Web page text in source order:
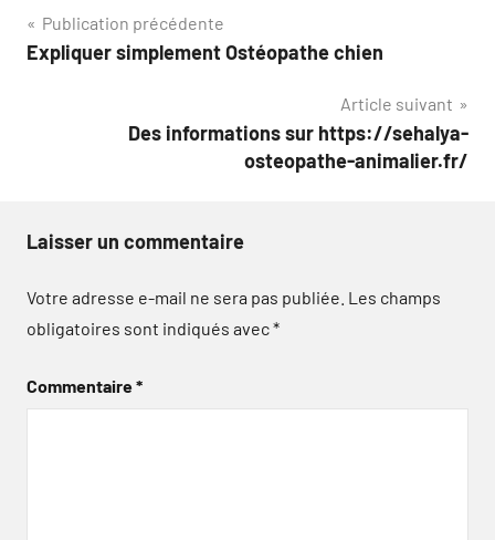
Navigation
de
Publication précédente
Expliquer simplement Ostéopathe chien
Article suivant
Des informations sur https://sehalya-
osteopathe-animalier.fr/
Laisser un commentaire
Votre adresse e-mail ne sera pas publiée. Les champs
obligatoires sont indiqués avec*
Commentaire*